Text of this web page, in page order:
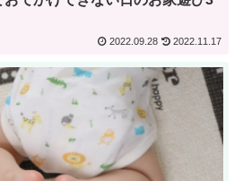
2022.09.28 2022.11.17